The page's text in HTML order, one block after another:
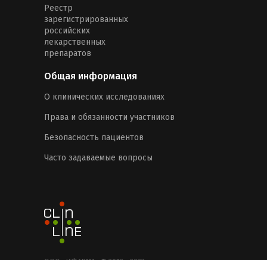
Реестр
зарегистрированных
российских
лекарственных
препаратов
Общая информация
О клинических исследованиях
Права и обязанности участников
Безопасность пациентов
Часто задаваемые вопросы